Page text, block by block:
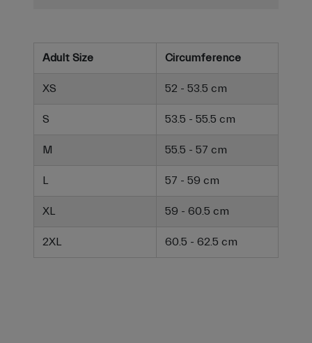
Adult Size Circumference
XS 52 - 53.5 cm
S 53.5 - 55.5 cm
M 55.5 - 57 cm
L 57 - 59 cm
XL 59 - 60.5 cm
2XL 60.5 - 62.5 cm